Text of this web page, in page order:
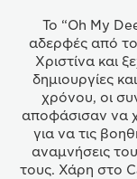
Το “Oh My
αδερφές από
Χριστίνα και
δημιουργίες
χρόνου, οι
αποφάσισαν να
για να τις
αναμνήσεις
τους. Χάρη στο